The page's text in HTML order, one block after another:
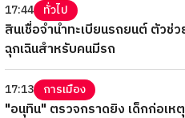
17:44 ทั่วไป
สินเชื่อจำนำทะเบียนรถยนต์ ตัวช่ว
ฉุกเฉินสำหรับคนมีรถ
17:13 การเมือง
"อนุทิน" ตรวจกราดยิง เด็กก่อเหตุ